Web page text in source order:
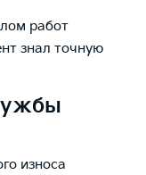
работ
знал точную
износа